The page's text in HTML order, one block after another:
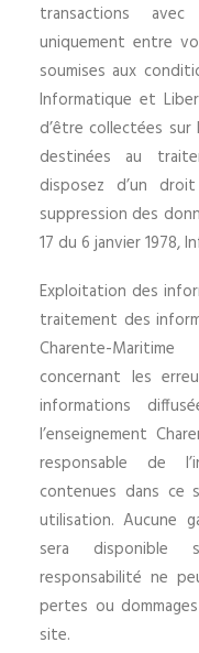
transactions
uniquement entre
soumises aux
Informatique et
d’être collectées
destinées au
disposez d’un
suppression des
17 du 6 janvier 1978,
Exploitation des
traitement des
Charente-
concernant les
informations
l’enseignement
responsable de
contenues dans ce
utilisation. Aucune
sera disponible
responsabilité ne
pertes ou
site.